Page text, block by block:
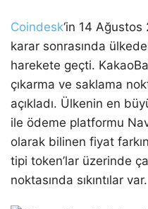
Coindesk‘in 14
karar sonrasında
harekete geçti.
çıkarma ve saklama
açıkladı. Ülkenin en
ile ödeme platformu
olarak bilinen fiyat
tipi token’lar üzerinde
noktasında sıkıntılar var.